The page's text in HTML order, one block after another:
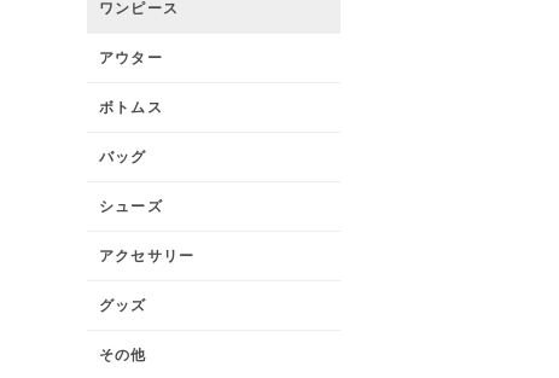
ワンピース
アウター
ボトムス
バッグ
シューズ
アクセサリー
グッズ
その他